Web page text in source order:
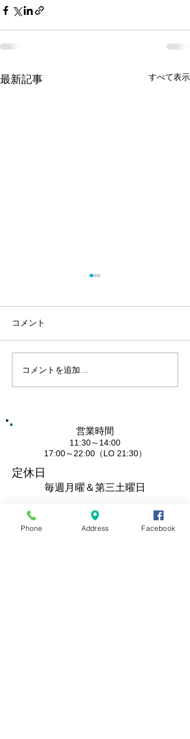
最新記事 すべて表示
本牧生まれの四角いピザ
で、本牧を盛り上げた
コメント
コメントを追加…
営業時間
11:30～14:00
​17:00～22:00（LO 21:30）
定休日
毎週月曜＆第三土曜日
お問い合わせ
TEL&FAX
Phone Address Facebook